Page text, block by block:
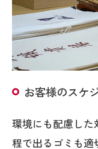
お客様のスケ
環境にも配慮し
程で出るゴミも適